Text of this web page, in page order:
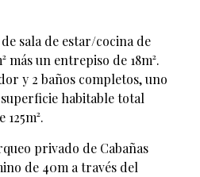
sala de estar/cocina de
más un entrepiso de 18m².
y 2 baños completos, uno
habitable total
privado de Cabañas
de 40m a través del